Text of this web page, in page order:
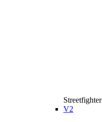
Streetfighter
V2